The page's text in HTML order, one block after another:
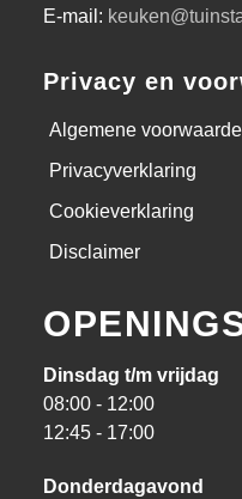
E-mail:
Privacy en
Algemene
Privacyverklaring
Cookieverklaring
Disclaimer
Dinsdag t/m vrijdag
08:00 - 12:00
12:45 - 17:00
Donderdagavond